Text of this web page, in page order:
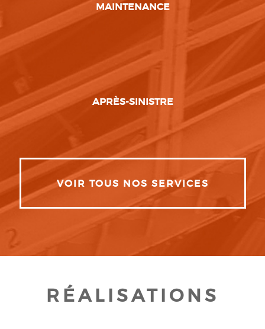
MAINTENANCE
APRÈS-SINISTRE
VOIR TOUS NOS SERVICES
RÉALISATIONS